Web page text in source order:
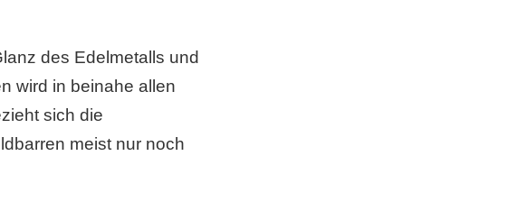
des Edelmetalls und
wird in beinahe allen
sich die
meist nur noch